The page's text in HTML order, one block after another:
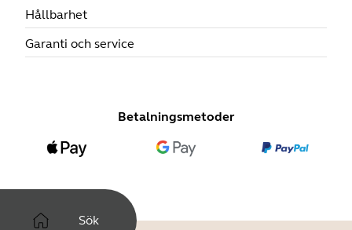
Hållbarhet
Garanti och service
Betalningsmetoder
Sök